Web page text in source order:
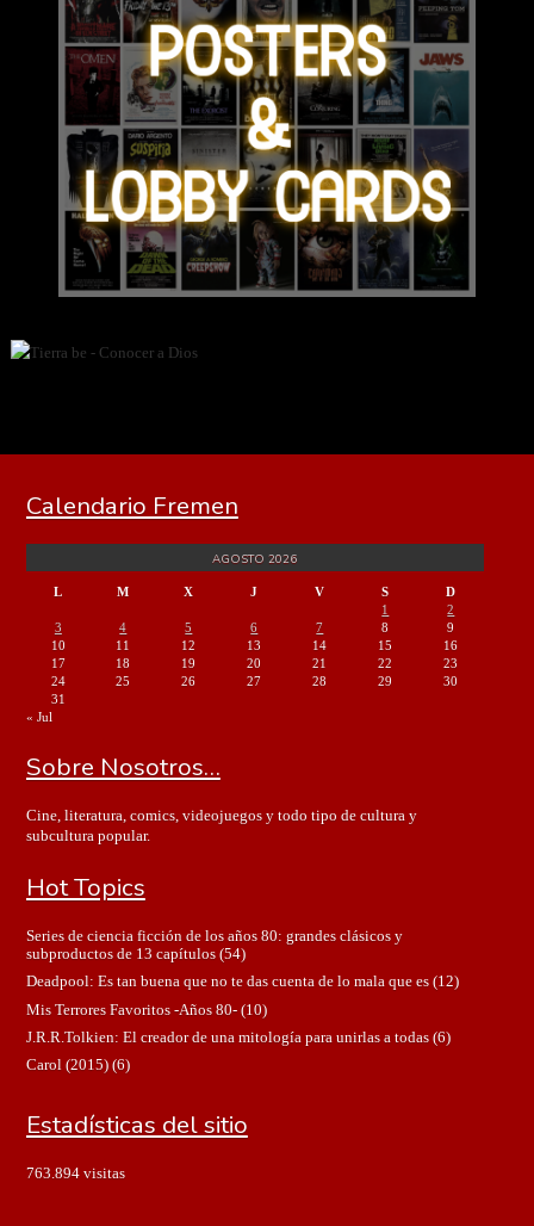
Calendario Fremen
AGOSTO 2026
L M X J V S
D
1
2
3
4 5 6 7 8
9
10
11 12 13 14 15
16
17
18 19 20 21 22
23
24
25 26 27 28 29
30
31
« Jul
Sobre Nosotros…
Cine, literatura, comics, videojuegos y todo tipo de cultura y
subcultura popular.
Hot Topics
Series de ciencia ficción de los años 80: grandes clásicos y
subproductos de 13 capítulos(54)
Deadpool: Es tan buena que no te das cuenta de lo mala que es(12)
Mis Terrores Favoritos -Años 80-(10)
J.R.R.Tolkien: El creador de una mitología para unirlas a todas(6)
Carol (2015)(6)
Estadísticas del sitio
763.894 visitas